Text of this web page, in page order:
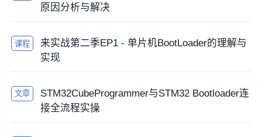
原因分析与解决
课程
来实战第二季EP1 - 单片机BootLoader的理解与
实现
文章
STM32CubeProgrammer与STM32 Bootloader连
接全流程实操